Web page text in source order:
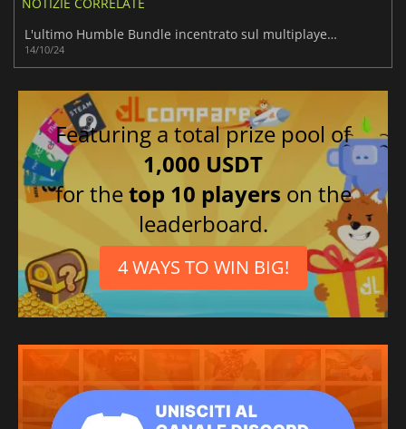
L'ultimo Humble Bundle incentrato sul multiplayer è un grande affare
14/10/24
Featuring a total prize pool of
1,000 USDT
for thetop 10 players on the
leaderboard.
4 WAYS TO WIN BIG!